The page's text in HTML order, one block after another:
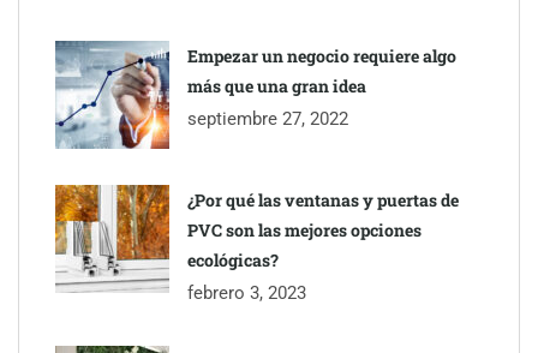
Empezar un negocio requiere algo
más que una gran idea
septiembre 27, 2022
¿Por qué las ventanas y puertas de
PVC son las mejores opciones
ecológicas?
febrero 3, 2023